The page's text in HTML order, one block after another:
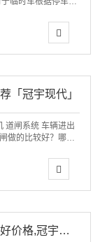
「冠宇现代」
道闸系统 车辆进出
做的比较好？哪家
延边智能停车场收费系统厂家好货源好价格,冠宇现代值得信赖